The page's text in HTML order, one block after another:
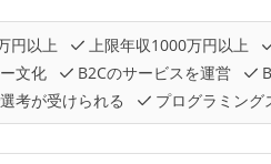
円以上 上限年収1000万円以上
文化
B2Cのサービスを運営
考が受けられる
プログラミング